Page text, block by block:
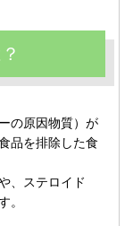
の原因物質）が
品を排除した食
、ステロイド
。